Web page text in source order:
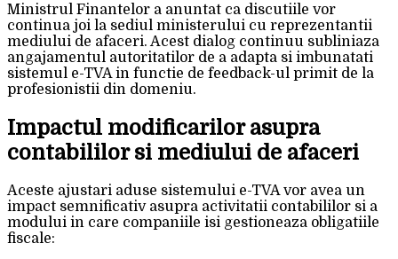
Ministrul Finantelor a anuntat ca discutiile vor
continua joi la sediul ministerului cu reprezentantii
mediului de afaceri. Acest dialog continuu subliniaza
angajamentul autoritatilor de a adapta si imbunatati
sistemul e-TVA in functie de feedback-ul primit de la
profesionistii din domeniu.
Impactul modificarilor asupra
contabililor si mediului de afaceri
Aceste ajustari aduse sistemului e-TVA vor avea un
impact semnificativ asupra activitatii contabililor si a
modului in care companiile isi gestioneaza obligatiile
fiscale: